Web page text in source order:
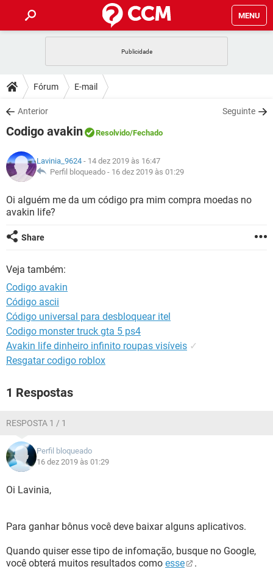
MENU
CELULAR
OUTLOOK
INSTAGRAM GMAIL
GUIA DE COMPRAS
DICAS
JOGOS
INSTAGRAM GMAIL
GUIA DE COMPRAS
DOWNLOADS
JOGOS WHATSAPP
CELULAR
OUTLOOK EXCEL
INSTAGRAM GMAIL
GUIA DE COMPRAS
FÓRUM
JOGOS WHATSAPP
CELULAR
OUTLOOK EXCEL
GLOSSÁRIO
JOGOS WHATSAPP
CELULAR
OUTLOOK
GUIA DE COMPRAS
Fórum E-mail
Anterior Seguinte
Codigo avakin Resolvido/Fechado
Lavinia_9624 - 14 dez 2019 às 16:47
Perfil bloqueado - 16 dez 2019 às 01:29
Oi alguém me da um código pra mim compra moedas no
avakin life?
Share
Veja também:
Codigo avakin
Código ascii
Código universal para desbloquear itel
Codigo monster truck gta 5 ps4
Avakin life dinheiro infinito roupas visíveis ✓
Resgatar codigo roblox
1 Respostas
RESPOSTA 1 / 1
Perfil bloqueado
16 dez 2019 às 01:29
Oi Lavinia,
Para ganhar bônus você deve baixar alguns aplicativos.
Quando quiser esse tipo de infomação, busque no Google,
você obterá muitos resultados como esse .